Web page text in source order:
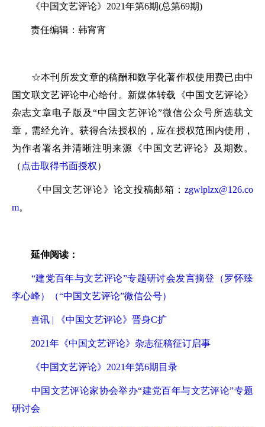
《中国文艺评论》2021年第6期(总第69期)
责任编辑：韩宵宵
☆本刊所发文章的稿酬和数字化著作权使用费已由中
国文联文艺评论中心给付。新媒体转载《中国文艺评论》
杂志文章电子版及“中国文艺评论”微信公众号所选载文
章，需经允许。获得合法授权的，应在授权范围内使用，
为作者署名并清晰注明来源《中国文艺评论》及期数。
（ 点击取得书面授权）
《中国文艺评论》论文投稿邮箱： zgwlplzx@126.co
m。
延伸阅读：
“建党百年与文艺评论”专题研讨会发言摘登（罗怀臻
李心峰）（“中国文艺评论”微信公号）
喜讯 | 《中国文艺评论》晋身C扩
2021年《中国文艺评论》杂志征稿征订启事
《中国文艺评论》2021年第6期目录
中国文艺评论家协会举办“建党百年与文艺评论”专题
研讨会